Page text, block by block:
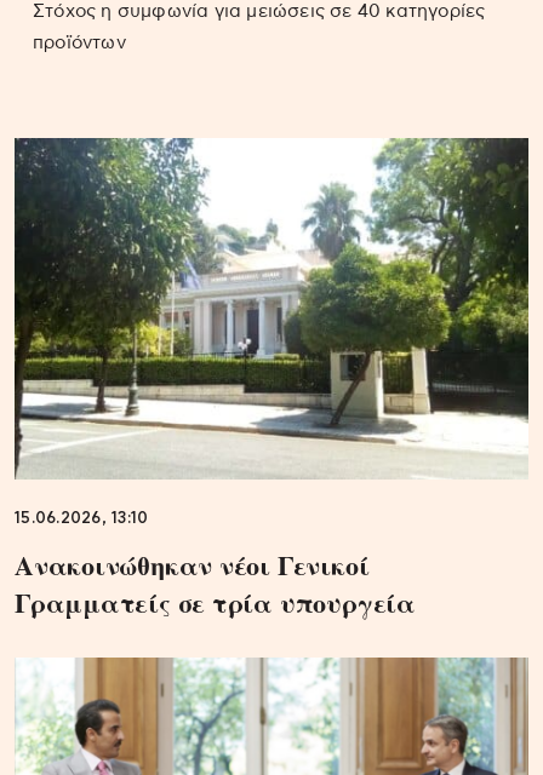
Στόχος η συμφωνία για μειώσεις σε 40 κατηγορίες
προϊόντων
15.06.2026, 13:10
Ανακοινώθηκαν νέοι Γενικοί
Γραμματείς σε τρία υπουργεία